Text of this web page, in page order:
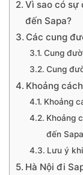
Vì sao có sự
đến Sapa?
Các cung
Cung
Cung
Khoảng
Khoảng
Khoảng
đến Sapa
Lưu ý
Hà Nội đi